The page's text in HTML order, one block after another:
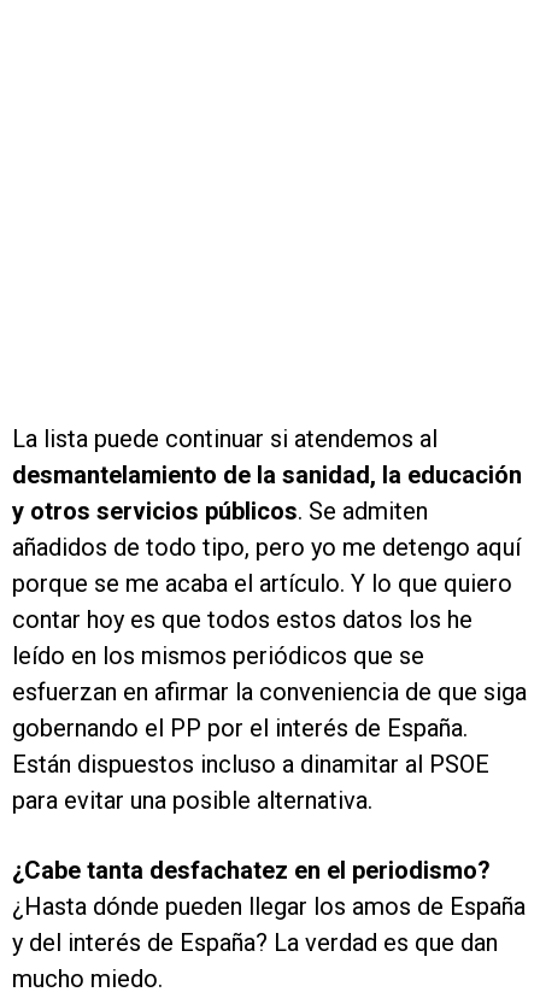
La lista puede continuar si atendemos al
desmantelamiento de la sanidad, la educación
y otros servicios públicos. Se admiten
añadidos de todo tipo, pero yo me detengo aquí
porque se me acaba el artículo. Y lo que quiero
contar hoy es que todos estos datos los he
leído en los mismos periódicos que se
esfuerzan en afirmar la conveniencia de que siga
gobernando el PP por el interés de España.
Están dispuestos incluso a dinamitar al PSOE
para evitar una posible alternativa.
¿Cabe tanta desfachatez en el periodismo?
¿Hasta dónde pueden llegar los amos de España
y del interés de España? La verdad es que dan
mucho miedo.